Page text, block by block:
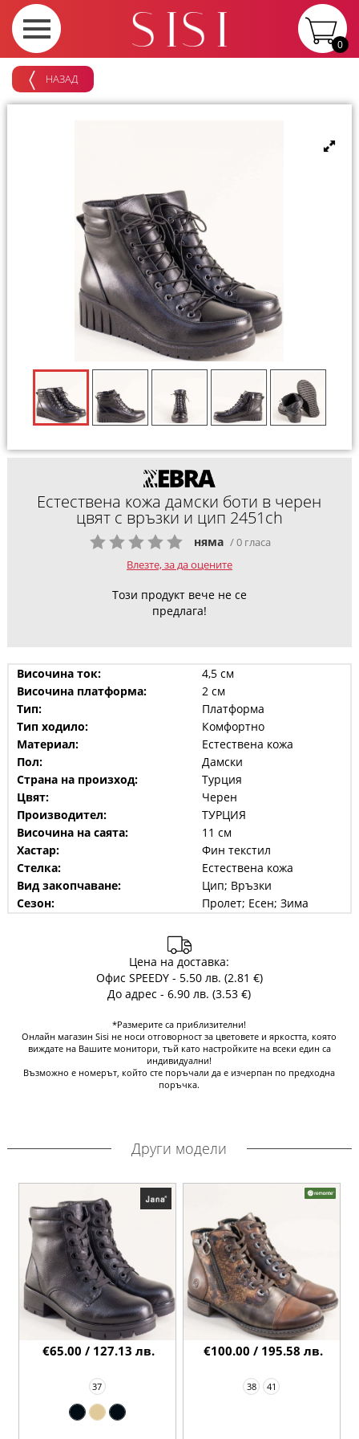
0
НАЗАД
Естествена кожа дамски боти в черен
цвят с връзки и цип 2451ch
няма / 0 гласа
Влезте, за да оцените
Този продукт вече не се
предлага!
Височина ток:
4,5 см
Височина платформа:
2 см
Тип:
Платформа
Тип ходило:
Комфортно
Материал:
Естествена кожа
Пол:
Дамски
Страна на произход:
Турция
Цвят:
Черен
Производител:
ТУРЦИЯ
Височина на саята:
11 см
Хастар:
Фин текстил
Стелка:
Естествена кожа
Вид закопчаване:
Цип; Връзки
Сезон:
Пролет; Есен; Зима
Цена на доставка:
Офис SPEEDY - 5.50 лв. (2.81 €)
До адрес - 6.90 лв. (3.53 €)
*Размерите са приблизителни!
Онлайн магазин Sisi не носи отговорност за цветовете и яркостта, която
виждате на Вашите монитори, тъй като настройките на всеки един са
индивидуални!
Възможно е номерът, който сте поръчали да е изчерпан по предходна
поръчка.
Други модели
37
€65.00 / 127.13 лв.
38 41
€100.00 / 195.58 лв.